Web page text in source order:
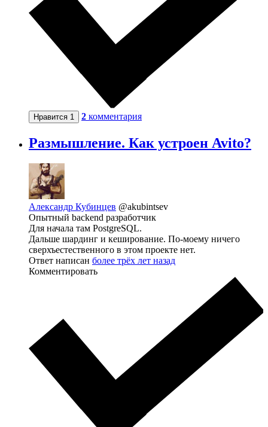
Нравится 1 2 комментария
Размышление. Как устроен Avito?
Александр Кубинцев @akubintsev
Опытный backend разработчик
Для начала там PostgreSQL.
Дальше шардинг и кеширование. По-моему ничего
сверхъестественного в этом проекте нет.
Ответ написан более трёх лет назад
Комментировать